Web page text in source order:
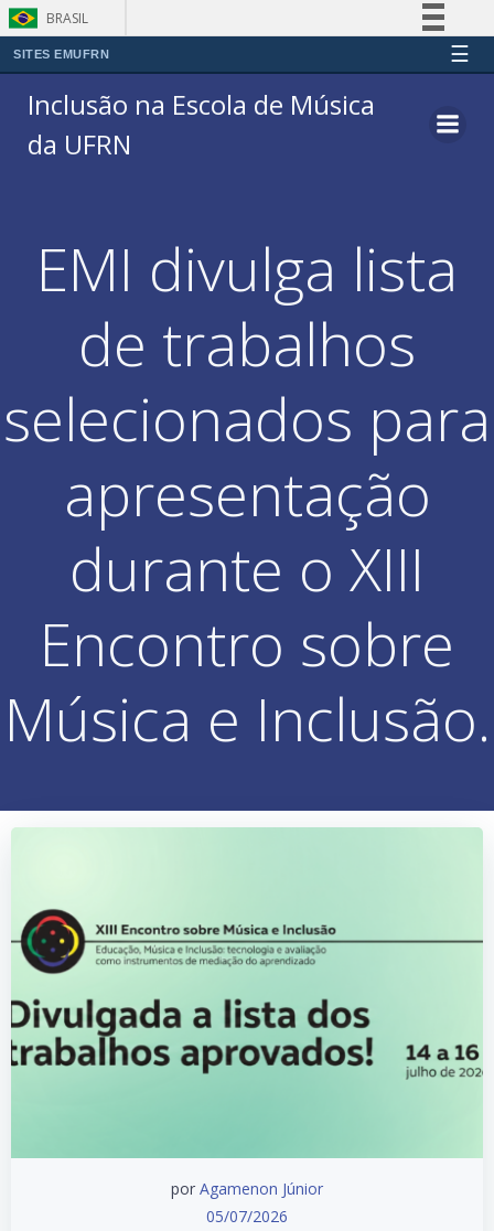
BRASIL
Participe
SITES EMUFRN
☰
para
Inclusão na Escola de Música
da UFRN
EMI divulga lista
de trabalhos
selecionados para
apresentação
durante o XIII
Encontro sobre
Música e Inclusão.
por Agamenon Júnior
05/07/2026